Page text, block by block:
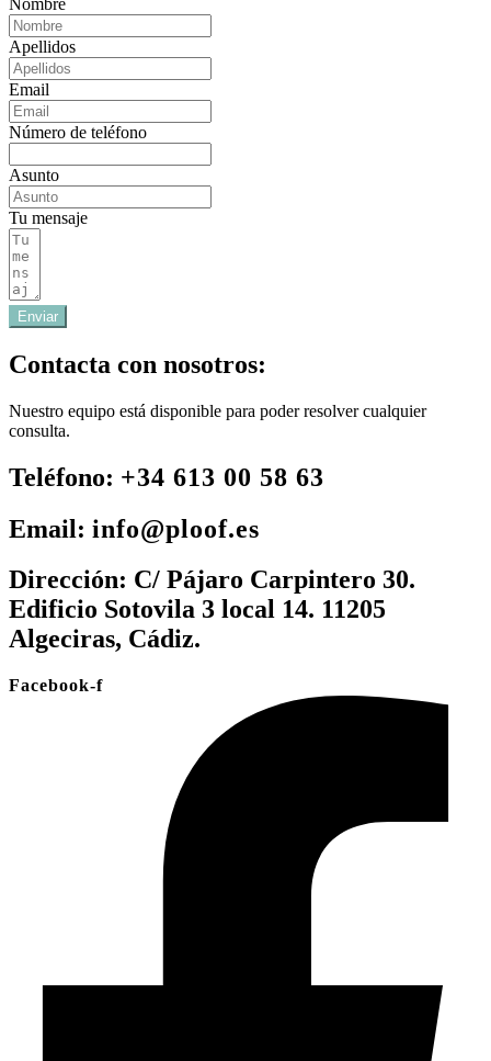
Nombre
Apellidos
Email
Número de teléfono
Asunto
Tu mensaje
Enviar
Contacta con nosotros:
Nuestro equipo está disponible para poder resolver cualquier
consulta.
Teléfono: +34 613 00 58 63
Email: info@ploof.es
Dirección: C/ Pájaro Carpintero 30.
Edificio Sotovila 3 local 14. 11205
Algeciras, Cádiz.
Facebook-f